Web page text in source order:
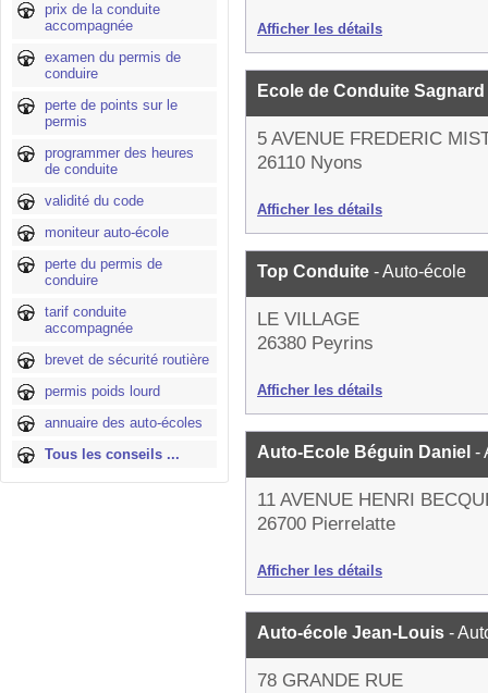
prix de la conduite
accompagnée
examen du permis de
conduire
perte de points sur le
permis
programmer des heures
de conduite
validité du code
moniteur auto-école
perte du permis de
conduire
tarif conduite
accompagnée
brevet de sécurité routière
permis poids lourd
annuaire des auto-écoles
Tous les conseils ...
Afficher les détails
Ecole de Conduite Sagnard
5 AVENUE FREDERIC
26110 Nyons
Afficher les détails
Top Conduite - Auto-école
LE VILLAGE
26380 Peyrins
Afficher les détails
Auto-Ecole Béguin Daniel -
11 AVENUE HENRI
26700 Pierrelatte
Afficher les détails
Auto-école Jean-Louis -
78 GRANDE RUE